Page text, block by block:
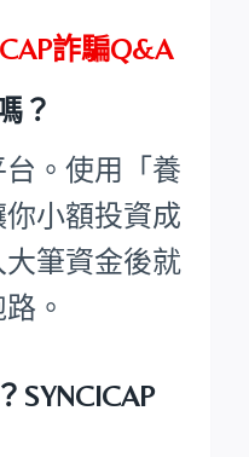
詐騙Q&A
？
。使用「養
小額投資成
筆資金後就
。
SYNCICAP